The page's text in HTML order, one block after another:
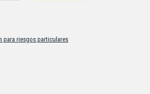
para riesgos particulares